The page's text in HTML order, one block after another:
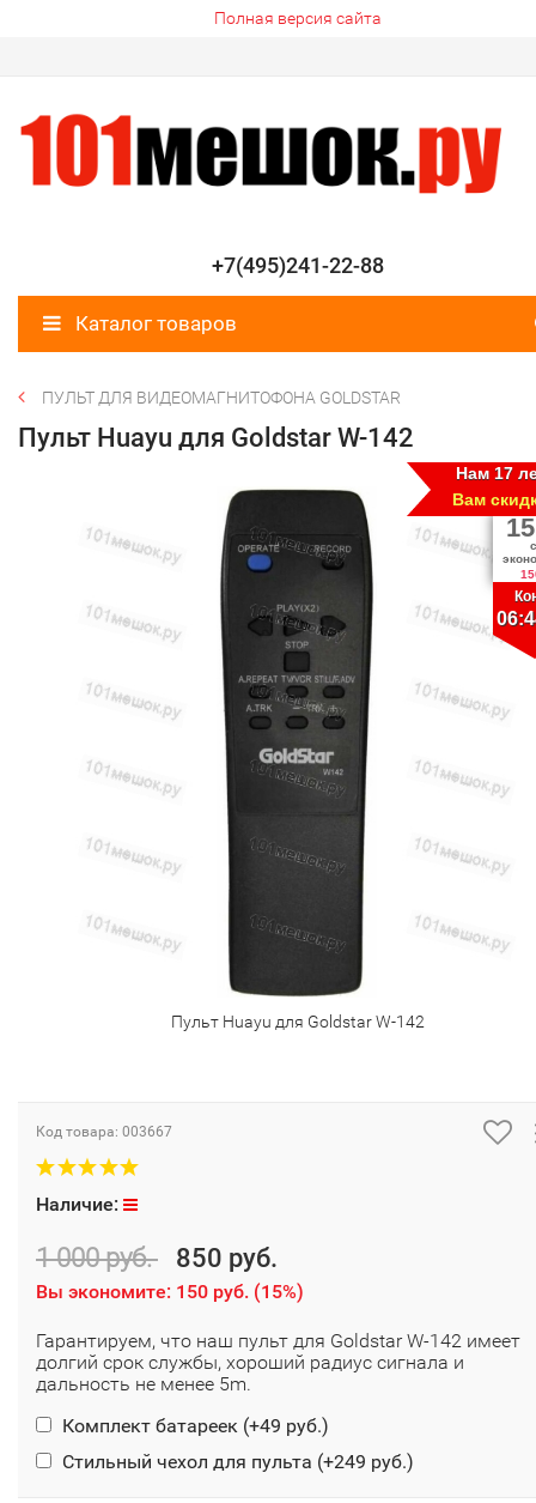
Полная версия сайта
+7(495)241-22-88
Каталог товаров
ПУЛЬТ ДЛЯ ВИДЕОМАГНИТОФОНА GOLDSTAR
Пульт Huayu для Goldstar W-142
Пульт Huayu для Goldstar W-142
Нам 17
Вам
15
Код товара: 003667
Наличие:
1 000 руб. 850 руб.
Вы экономите: 150 руб. (15%)
Гарантируем, что наш пульт для Goldstar W-142 имеет
долгий срок службы, хороший радиус сигнала и
дальность не менее 5m.
Комплект батареек (+49 руб.)
Стильный чехол для пульта (+249 руб.)